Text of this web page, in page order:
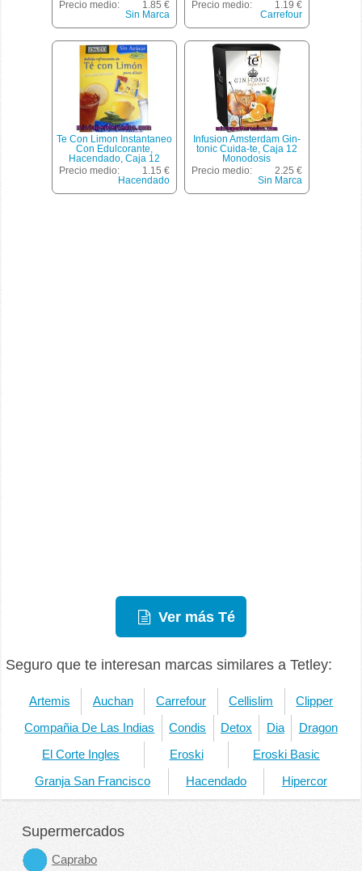
Precio medio:
1.85 €
Sin Marca
Precio medio:
1.19 €
Carrefour
Te Con Limon Instantaneo
Con Edulcorante,
Hacendado, Caja 12
Sobres - 36 G
Precio medio:
1.15 €
Hacendado
Infusion Amsterdam Gin-
tonic Cuida-te, Caja 12
Monodosis
Precio medio:
2.25 €
Sin Marca
Ver más Té
Seguro que te interesan marcas similares a Tetley:
Artemis Auchan Carrefour Cellislim Clipper
Compañia De Las Indias Condis Detox Dia Dragon
El Corte Ingles Eroski Eroski Basic
Granja San Francisco Hacendado Hipercor
Supermercados
Caprabo